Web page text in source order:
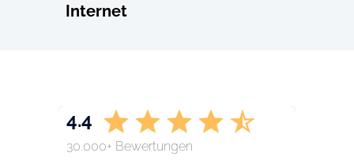
Internet
4.4
30.000+ Bewertungen